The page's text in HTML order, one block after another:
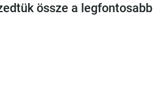
össze a legfontosabb